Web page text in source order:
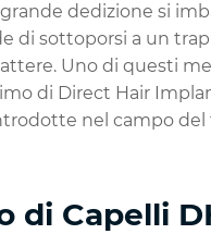
dedizione si
di sottoporsi a un
Uno di questi
di Direct Hair
nel campo
di Capelli